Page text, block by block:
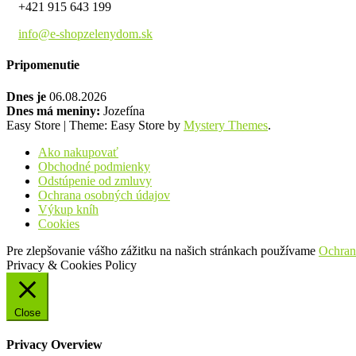
+421 915 643 199
info@e-shopzelenydom.sk
Pripomenutie
Dnes je 06.08.2026
Dnes má meniny: Jozefína
Easy Store | Theme: Easy Store by Mystery Themes.
Ako nakupovať
Obchodné podmienky
Odstúpenie od zmluvy
Ochrana osobných údajov
Výkup kníh
Cookies
Pre zlepšovanie vášho zážitku na našich stránkach používame
Privacy & Cookies Policy
Close
Privacy Overview